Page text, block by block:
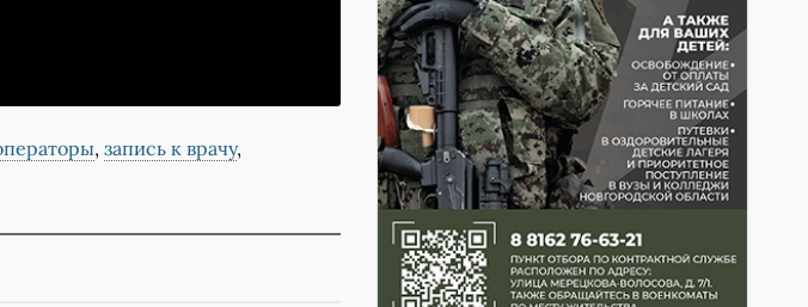
, запись к врачу,